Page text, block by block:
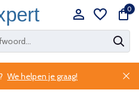
0
We helpen je graag!